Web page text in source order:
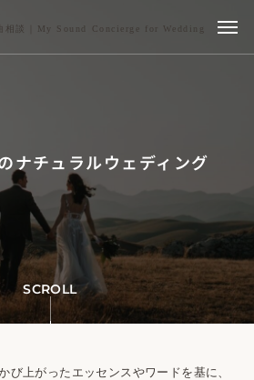
相談｜My Sound Concierge for Wedding
ナチュラルウェディング
SCROLL
び上がったエッセンスやワードを基に、